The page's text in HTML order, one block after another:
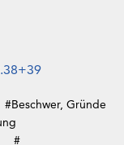
#Beschwer, Gründe
#